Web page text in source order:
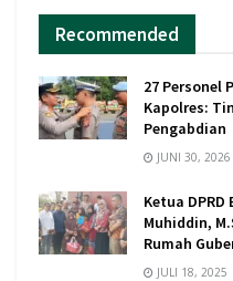
Recommended
27 Personel
Kapolres:
Pengabdian
JUNI 30, 2026
Ketua
Muhiddin,
Rumah
JULI 18, 2025